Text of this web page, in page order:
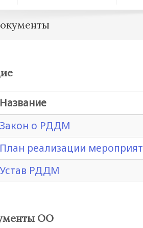
Название
Закон о РДДМ
План реализации
Устав РДДМ
ОО